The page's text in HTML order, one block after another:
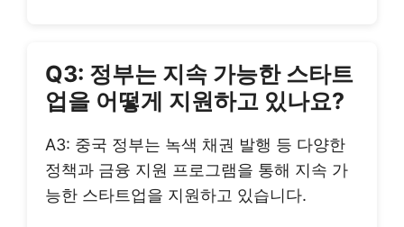
Q3: 정부는 지속 가능한 스타트
업을 어떻게 지원하고 있나요?
A3: 중국 정부는 녹색 채권 발행 등 다양한
정책과 금융 지원 프로그램을 통해 지속 가
능한 스타트업을 지원하고 있습니다.